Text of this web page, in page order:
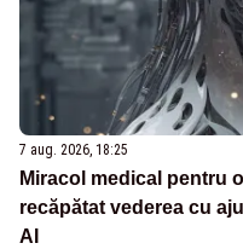
7 aug. 2026, 18:25
Miracol medical pentru
recăpătat vederea cu
AI